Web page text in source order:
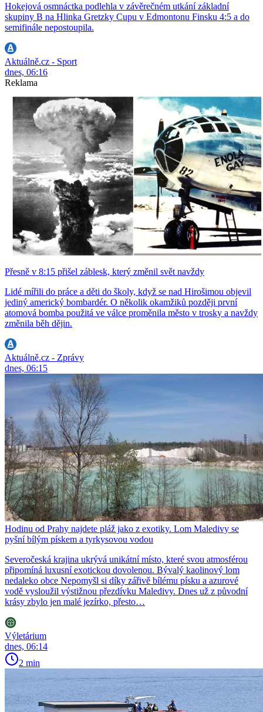
Hokejová osmnáctka podlehla v závěrečném utkání základní
skupiny B na Hlinka Gretzky Cupu v Edmontonu Finsku 4:5 a do
semifinále nepostoupila.
Aktuálně.cz - Sport
dnes, 06:16
Reklama
Přesně v 8:15 přišel záblesk, který změnil svět navždy
Lidé mířili do práce a děti do školy, když se nad Hirošimou objevil
jediný americký bombardér. O několik okamžiků později první
atomová bomba použitá ve válce proměnila město v trosky a navždy
změnila běh dějin.
Aktuálně.cz - Zprávy
dnes, 06:15
Hodinu od Prahy najdete pláž jako z exotiky. Lom Maledivy se
pyšní bílým pískem a tyrkysovou vodou
Severočeská krajina ukrývá unikátní místo, které svou atmosférou
připomíná luxusní exotickou dovolenou. Bývalý kaolinový lom
nedaleko obce Nepomyšl si díky zářivě bílému písku a azurové
vodě vysloužil výstižnou přezdívku Maledivy. Dnes už z původní
krásy zbylo jen malé jezírko, přesto…
Výletárium
dnes, 06:14
2 min